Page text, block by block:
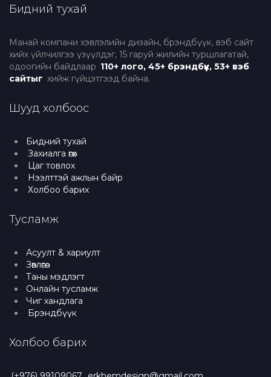
Бидний тухай
Манай компани хэвлэлийн дизайн, брэндбүүк, вэб сайт
хийх үйлчилгээ үзүүлдэг, 15 гаруй жилийн туршлагатай,
одоогийн байдлаар 110+ лого, 45+ брэндбүүк, 53+ вэб
сайтыг хийж гүйцэтгээд байна.
Шууд холбоос
Бидний тухай
Захиалга өгөх
Цаг товлох
Нээлттэй ажлын байр
Холбоо барих
Тусламж
Асуулт & хариулт
Зөвлөгөө
Таны мэдлэгт
Онлайн тусламж
Чиг хандлага
Брэндбүүк
Холбоо барих